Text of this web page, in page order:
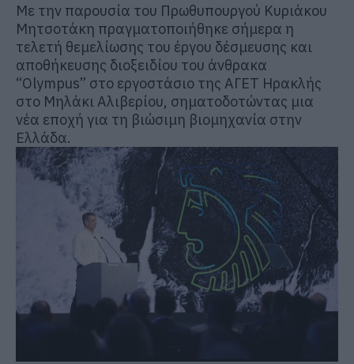
Με την παρουσία του Πρωθυπουργού Κυριάκου
Μητσοτάκη πραγματοποιήθηκε σήμερα η
τελετή θεμελίωσης του έργου δέσμευσης και
αποθήκευσης διοξειδίου του άνθρακα
“Olympus” στο εργοστάσιο της ΑΓΕΤ Ηρακλής
στο Μηλάκι Αλιβερίου, σηματοδοτώντας μια
νέα εποχή για τη βιώσιμη βιομηχανία στην
Ελλάδα.